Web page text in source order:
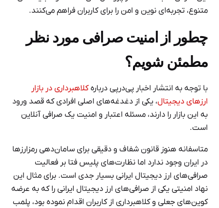
متنوع، تجربه‌ای نوین و امن را برای کاربران فراهم می‌کنند.
چطور از امنیت صرافی مورد نظر
مطمئن شویم؟
با توجه به انتشار اخبار پی‌درپی دربارهکلاهبرداری در بازار
ارزهای دیجیتال، یکی از دغدغه‌های اصلی افرادی که قصد ورود
به این بازار را دارند، مسئله اعتبار و امنیت یک صرافی آنلاین
است.
متاسفانه هنوز قانون شفاف و دقیقی برای سامان‌دهی رمزارزها
در ایران وجود ندارد اما نظارت‌های پلیس فتا بر فعالیت
صرافی‌های ارز دیجیتال ایرانی بسیار جدی است. برای مثال این
نهاد امنیتی یکی از صرافی‌های ارز دیجیتال ایرانی را که به عرضه
کوین‌های جعلی و کلاهبرداری از کاربران اقدام نموده بود، پلمب